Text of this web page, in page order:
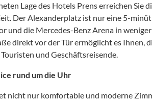
Lage des Hotels Prens erreichen Sie
Der Alexanderplatz ist nur eine 5-
und die Mercedes-Benz Arena in
direkt vor der Tür ermöglicht es Ihnen,
und Geschäftsreisende.
rund um die Uhr
nicht nur komfortable und moderne